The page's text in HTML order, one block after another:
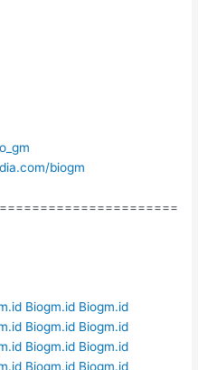
biogm
Biogm.id Biogm.id
Biogm.id Biogm.id
Biogm.id Biogm.id
Biogm.id Biogm.id